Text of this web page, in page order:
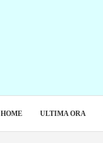
HOME ULTIMA ORA